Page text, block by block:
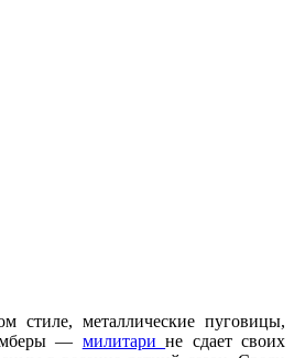
стиле, металлические пуговицы,
— милитарине сдает своих